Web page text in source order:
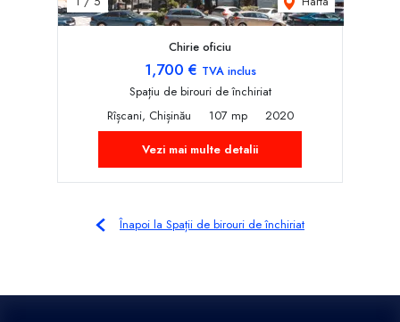
Chirie oficiu
1,700 € TVA inclus
Spațiu de birouri de închiriat
Rîșcani, Chișinău
107 mp
2020
Vezi mai multe detalii
Înapoi la Spații de birouri de închiriat